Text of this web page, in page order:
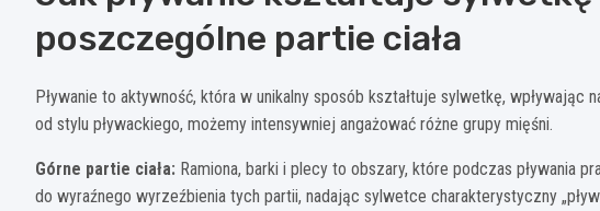
poszczególne partie ciała
Pływanie to aktywność, która w unikalny sposób kształtuje sylwetkę, wpływając
od stylu pływackiego, możemy intensywniej angażować różne grupy mięśni.
Górne partie ciała: Ramiona, barki i plecy to obszary, które podczas pływania
do wyraźnego wyrzeźbienia tych partii, nadając sylwetce charakterystyczny